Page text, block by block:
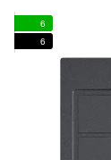
6
6